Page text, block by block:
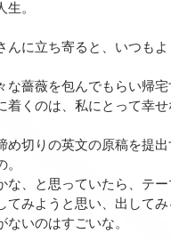
。
んに立ち寄ると、いつも
薔薇を包んでもらい帰宅
くのは、私にとって幸せ
切りの英文の原稿を提出
な、と思っていたら、テ
みようと思い、出してみ
いのはすごいな。